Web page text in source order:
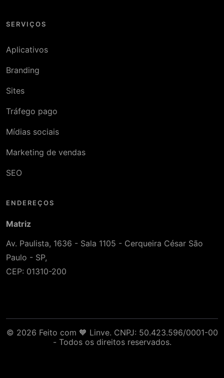
SERVIÇOS
Aplicativos
Branding
Sites
Tráfego pago
Mídias sociais
Marketing de vendas
SEO
ENDEREÇOS
Matriz
Av. Paulista, 1636 - Sala 1105 - Cerqueira César São
Paulo - SP,
CEP: 01310-200
© 2026 Feito com 🧡 Linve. CNPJ: 50.423.596/0001-00
- Todos os direitos reservados.